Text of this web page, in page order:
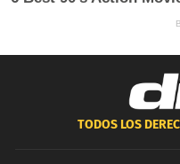
TODOS LOS